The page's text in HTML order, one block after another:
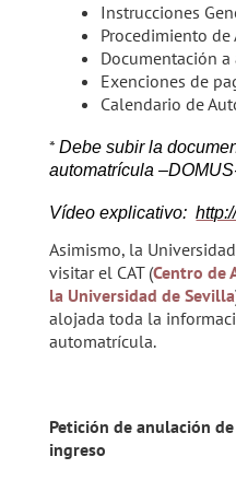
Instrucciones
Procedimiento
Documentación a
Exenciones de
Calendario de
*Debe subir la
automatrícula
Vídeo explicativo:
Asimismo, la
visitar el CAT (Centro de
la Universidad de Sevilla
alojada toda la
automatrícula.
Petición de anulación
ingreso